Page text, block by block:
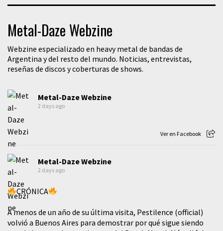
Metal-Daze Webzine
Webzine especializado en heavy metal de bandas de
Argentina y del resto del mundo. Noticias, entrevistas,
reseñas de discos y coberturas de shows.
Metal-Daze Webzine
2 days ago
Ver en Facebook
Metal-Daze Webzine
2 days ago
CRÓNICA
A menos de un año de su última visita, Pestilence (official)
volvió a Buenos Aires para demostrar por qué sigue siendo